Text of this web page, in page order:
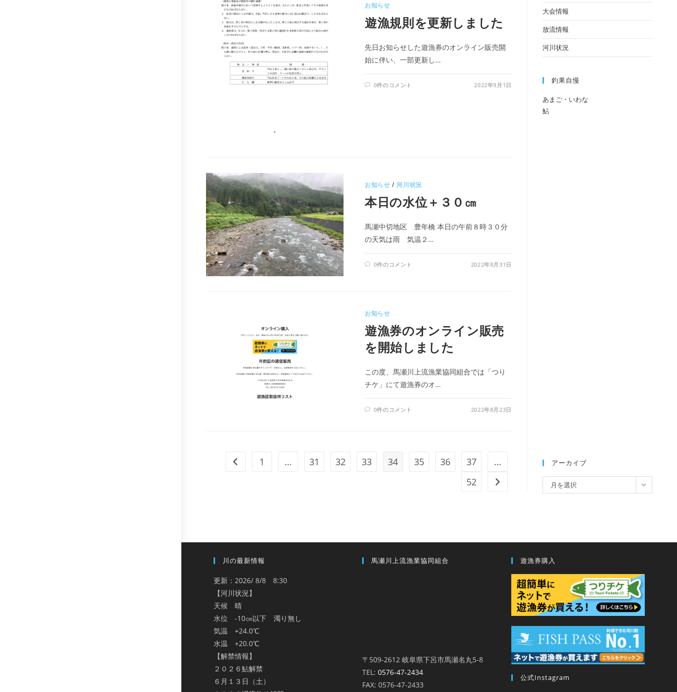
お知らせ
遊漁規則を更新しました
先日お知らせした遊漁券のオンライン販売開
始に伴い、一部更新し…
0件のコメント 2022年9月1日
お知らせ /河川状況
本日の水位＋３０㎝
馬瀬中切地区 豊年橋 本日の午前８時３０分
の天気は雨 気温２…
0件のコメント 2022年8月31日
お知らせ
遊漁券のオンライン販売
を開始しました
この度、馬瀬川上流漁業協同組合では「つり
チケ」にて遊漁券のオ…
0件のコメント 2022年8月23日
前のページヘ
1 … 31 32 33 34 35 36 37
…
52
次のページへ
大会情報
放流情報
河川状況
釣果自慢
あまご・いわな
鮎
アーカイブ
ー
月を選択
川の最新情報
更新：2026/ 8/8 8:30
【河川状況】
天候 晴
水位 -10㎝以下 濁り無し
気温 +24.0℃
水温 +20.0℃
【解禁情報】
２０２６鮎解禁
６月１３日（土）
馬瀬川上流漁業協同組合
〒509-2612 岐阜県下呂市馬瀬名丸5-8
TEL:0576-47-2434
FAX: 0576-47-2433
遊漁券購入
公式Instagram